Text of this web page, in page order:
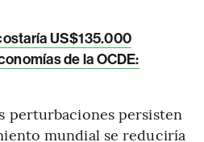
US$135.000
de la OCDE:
perturbaciones persisten
mundial se reduciría